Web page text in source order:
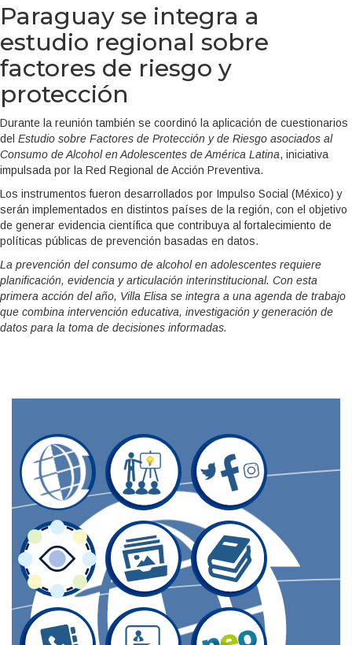
Paraguay se integra a
estudio regional sobre
factores de riesgo y
protección
Durante la reunión también se coordinó la aplicación de cuestionarios
del Estudio sobre Factores de Protección y de Riesgo asociados al
Consumo de Alcohol en Adolescentes de América Latina, iniciativa
impulsada por la Red Regional de Acción Preventiva.
Los instrumentos fueron desarrollados por Impulso Social (México) y
serán implementados en distintos países de la región, con el objetivo
de generar evidencia científica que contribuya al fortalecimiento de
políticas públicas de prevención basadas en datos.
La prevención del consumo de alcohol en adolescentes requiere
planificación, evidencia y articulación interinstitucional. Con esta
primera acción del año, Villa Elisa se integra a una agenda de trabajo
que combina intervención educativa, investigación y generación de
datos para la toma de decisiones informadas.